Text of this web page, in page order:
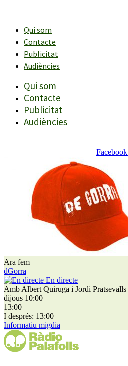
contingutQui som
Contacte
Publicitat
Audiències
Qui som
Contacte
Publicitat
Audiències
Facebook
Ara fem
dGorra
En directe
Amb Albert Quiruga i Jordi Pratsevalls
dijous 10:00
13:00
I després: 13:00
Informatiu migdia